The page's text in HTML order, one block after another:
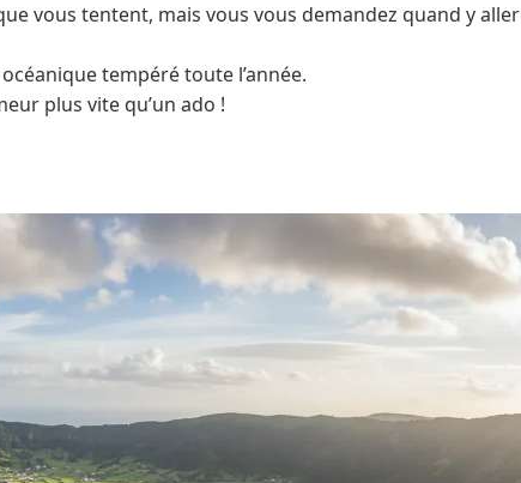
vous tentent, mais vous vous demandez quand y aller
tempéré toute l’année.
plus vite qu’un ado !